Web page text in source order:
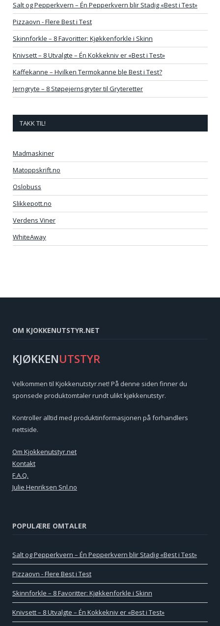
Salt og Pepperkvern – Én Pepperkvern blir Stadig «Best i Test»
Pizzaovn - Flere Best i Test
Skinnforkle – 8 Favoritter: Kjøkkenforkle i Skinn
Knivsett – 8 Utvalgte – Én Kokkekniv er «Best i Test»
Kaffekanne – Hvilken Termokanne ble Best i Test?
Jerngryte – 8 Støpejernsgryter til Gryteretter
TAKK TIL!
Madmaskiner
Matoppskrift.no
Oslobuss
Slikkepott.no
Verdens Viner
WhiteAway
OM KJOKKENUTSTYR.NET
KJØKKENUTSTYR
Velkommen til Kjokkenutstyr.net! På denne siden finner du
sponsede produktomtaler rundt ulikt kjøkkenutstyr.
Kontroller alltid med produktinformasjonen på forhandlers
nettside.
Om Kjokkenutstyr.net
Kontakt
F.A.Q.
Julie Henriksen Snl.no
POPULÆRE OMTALER
Salt og Pepperkvern – Én Pepperkvern blir Stadig «Best i Test»
Pizzaovn - Flere Best i Test
Skinnforkle – 8 Favoritter: Kjøkkenforkle i Skinn
Knivsett – 8 Utvalgte – Én Kokkekniv er «Best i Test»